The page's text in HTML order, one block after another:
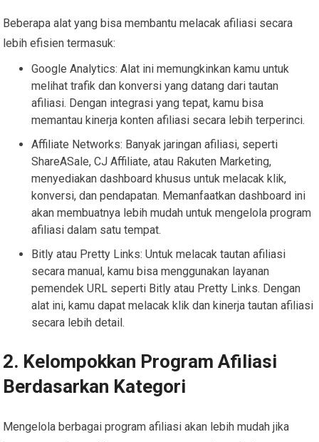
Beberapa alat yang bisa membantu melacak afiliasi secara
lebih efisien termasuk:
Google Analytics: Alat ini memungkinkan kamu untuk
melihat trafik dan konversi yang datang dari tautan
afiliasi. Dengan integrasi yang tepat, kamu bisa
memantau kinerja konten afiliasi secara lebih terperinci.
Affiliate Networks: Banyak jaringan afiliasi, seperti
ShareASale, CJ Affiliate, atau Rakuten Marketing,
menyediakan dashboard khusus untuk melacak klik,
konversi, dan pendapatan. Memanfaatkan dashboard ini
akan membuatnya lebih mudah untuk mengelola program
afiliasi dalam satu tempat.
Bitly atau Pretty Links: Untuk melacak tautan afiliasi
secara manual, kamu bisa menggunakan layanan
pemendek URL seperti Bitly atau Pretty Links. Dengan
alat ini, kamu dapat melacak klik dan kinerja tautan afiliasi
secara lebih detail.
2. Kelompokkan Program Afiliasi
Berdasarkan Kategori
Mengelola berbagai program afiliasi akan lebih mudah jika